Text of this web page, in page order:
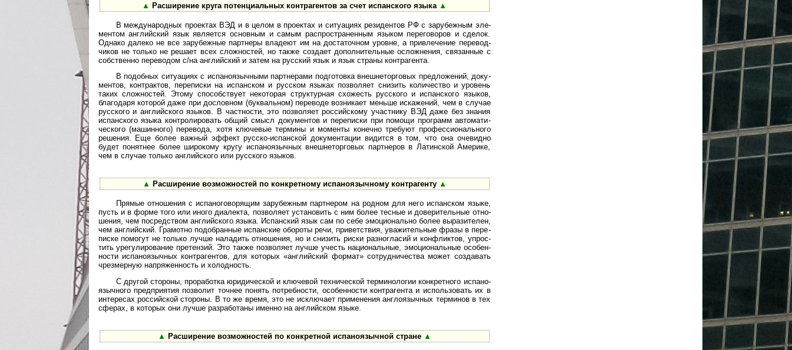
▲ Расширение круга потенциальных контр­аген­тов за счет испан­ского языка ▲
В международных проектах ВЭД и в целом в проек­тах и ситу­а­циях рези­ден­тов РФ с зару­беж­ным эле­
мен­том анг­лий­ский язык явля­ется основ­ным и самым рас­про­ст­ра­нен­ным язы­ком пере­го­во­ров и сде­лок.
Однако далеко не все зару­беж­ные парт­неры вла­деют им на доста­точ­ном уро­вне, а при­вле­че­ние пере­вод­
чиков не только не решает всех слож­нос­тей, но также соз­дает допол­ни­тель­ные ослож­не­ния, свя­зан­ные с
собст­венно пере­во­дом с/на анг­лий­ский и затем на рус­ский язык и язык страны конт­рагента.
В подобных ситуациях с испаноязычными партнерами под­го­то­вка вне­ш­не­тор­го­вых пред­ло­же­ний, доку­
мен­тов, конт­рак­тов, пере­пи­ски на испан­ском и рус­ском язы­ках позво­ляет сни­зить коли­чес­тво и уро­вень
таких слож­нос­тей. Этому спо­соб­ст­вует неко­то­рая струк­тур­ная схо­жесть рус­ского и испан­ского язы­ков,
благо­даря кото­рой даже при дослов­ном (бук­валь­ном) пере­воде возни­кает меньше иска­жений, чем в слу­чае
рус­ского и англий­ского язы­ков. В част­ности, это позво­ляет рос­сийс­кому участ­нику ВЭД даже без зна­ния
испан­ского языка конт­ро­ли­ро­вать общий смысл доку­мен­тов и пере­писки при помощи программ ав­то­ма­ти­
чес­ко­го (машин­ного) пере­вода, хотя ключе­вые тер­мины и моме­нты коне­чно тре­буют про­фес­си­ональ­ного
реше­ния. Еще более важ­ный эффект рус­ско-­испан­ской доку­мен­та­ции види­тся в том, что она очеви­дно
будет понят­нее более широ­кому кругу испа­но­языч­ных внеш­не­тор­го­вых парт­неров в Латин­ской Аме­рике,
чем в слу­чае только анг­лий­ского или рус­ского язы­ков.
▲ Расширение возможностей по конкретному испано­языч­ному контр­агенту ▲
Прямые отношения с испаноговорящим зарубежным парт­не­ром на род­ном для него испан­ском языке,
пусть и в форме того или иного диа­лекта, поз­во­ляет уста­но­вить с ним более тес­ные и дове­ри­тель­ные отно­
ше­ния, чем посред­ством анг­лийс­кого языка. Испан­ский язык сам по себе эмо­цио­на­льно более выра­зите­лен,
чем анг­лий­ский. Гра­мотно подоб­ран­ные испан­ские обо­роты речи, привет­ствия, ува­жи­тель­ные фразы в пере­
писке помо­гут не только лучше нала­дить отно­ше­ния, но и сни­зить риски разно­гла­сий и конф­лик­тов, упрос­
тить уре­гули­рова­ние пре­тен­зий. Это также позво­ляет лучше учесть нацио­наль­ные, эмоци­ональ­ные осо­бен­
но­сти испа­но­языч­ных контр­аген­тов, для кото­рых «анг­лий­ский фор­мат» сотруд­ниче­ства может созда­вать
чрез­мер­ную напря­жен­ность и холод­ность.
С другой стороны, проработка юридической и ключе­вой тех­ни­чес­кой терми­но­ло­гии конк­рет­ного испа­но­
языч­ного пред­прия­тия позво­лит точ­нее понять потреб­ности, осо­бен­ности контр­аге­нта и исполь­зо­вать их в
инте­ре­сах рос­сий­ской сто­роны. В то же время, это не исклю­чает приме­нения англо­языч­ных тер­ми­нов в тех
сфе­рах, в кото­рых они лучше разра­бо­таны именно на анг­лий­ском языке.
▲ Расширение возможностей по конкрет­ной испа­но­языч­ной стране ▲